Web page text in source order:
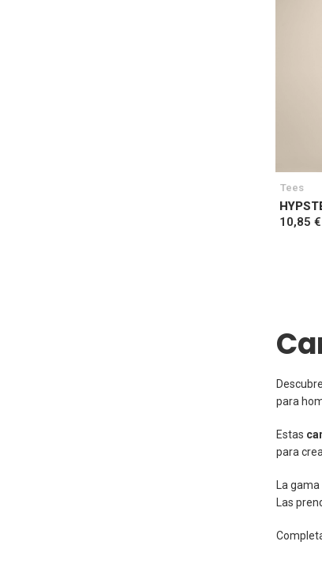
Tees
10,85 €
para
Estas
para
La
Las